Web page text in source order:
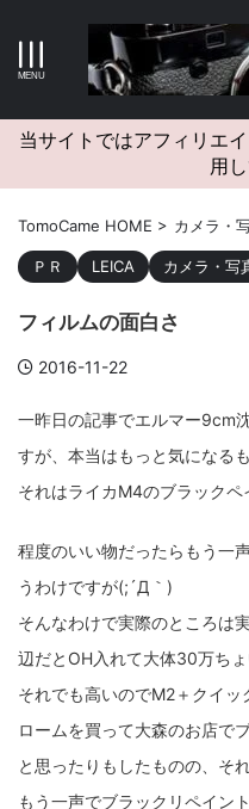
キーワードで検索する
カテゴリー
アーカイブ
タグクラウド
Canon craft EM5II
fujifilm game GR III
LUMIX GF9 LUMIX L10
M(Typ240) minolta
OLYMPUS om-1 II
当サイトではアフィリエ
用
TomoCame HOME > カメラ・
ＰＲ LEICA カメラ・写
フィルムの面白さ
2016-11-22
一昨日の記事でエルマー9cm
すが、本当はもっと気になる
それはライカM4のブラックペ
程度のいい物だったらもう一
うわけですが(;´Д｀)
そんなわけで実際のところは
辺だとOH入れて大体30万ち
それでも高いのでM2＋クイ
ロームを買って大森のお店で
と思ったりもしたものの、そ
もう一声でブラックリペイン